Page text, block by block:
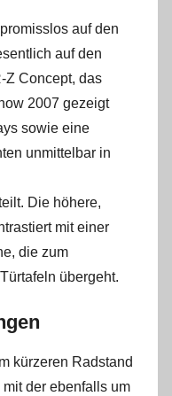
auf den
auf den
Z Concept, das
2007 gezeigt
sowie eine
unmittelbar in
Die höhere,
mit einer
die zum
übergeht.
kürzeren Radstand
der ebenfalls um